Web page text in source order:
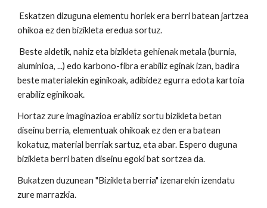
Eskatzen dizuguna elementu horiek era berri batean jartzea
ohikoa ez den bizikleta eredua sortuz.
Beste aldetik, nahiz eta bizikleta gehienak metala (burnia,
aluminioa, ...) edo karbono-fibra erabiliz eginak izan, badira
beste materialekin eginikoak, adibidez egurra edota kartoia
erabiliz eginikoak.
Hortaz zure imaginazioa erabiliz sortu bizikleta betan
diseinu berria, elementuak ohikoak ez den era batean
kokatuz, material berriak sartuz, eta abar. Espero duguna
bizikleta berri baten diseinu egoki bat sortzea da.
Bukatzen duzunean "Bizikleta berria" izenarekin izendatu
zure marrazkia.